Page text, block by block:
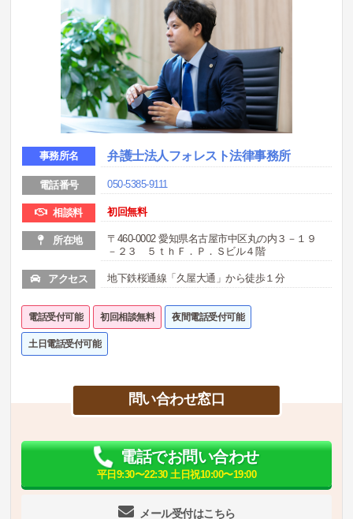
事務所名 弁護士法人フォレスト法律事務所
電話番号 050-5385-9111
相談料 初回無料
所在地
〒460-0002 愛知県名古屋市中区丸の内３－１９
－２３ ５ｔｈＦ．Ｐ．Ｓビル４階
アクセス 地下鉄桜通線「久屋大通」から徒歩１分
電話受付可能 初回相談無料 夜間電話受付可能
土日電話受付可能
問い合わせ窓口
メール受付はこちら
電話でお問い合わせ
平日9:30〜22:30 土日祝10:00〜19:00